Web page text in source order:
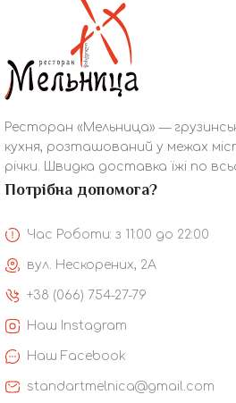
Ресторан «Мельница» —
кухня, розташований у межах
річки. Швидка доставка їжі по
Потрібна допомога?
Час Роботи: з 11:00 до 22:00
вул. Нескорених, 2А
+38 (066) 754-27-79
Наш Instagram
Наш Facebook
standartmelnica@gmail.com